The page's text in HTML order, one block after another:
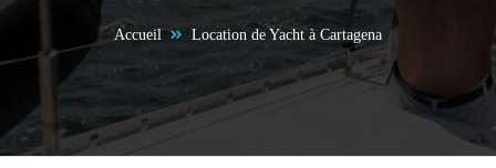
Accueil Location de Yacht à Cartagena